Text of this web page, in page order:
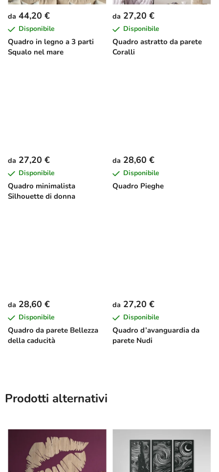
Quadro in legno a 3 parti
Squalo nel mare
da 44,20 €
Disponibile
Quadro astratto da parete
Coralli
da 27,20 €
Disponibile
Quadro minimalista
Silhouette di donna
da 27,20 €
Disponibile
Quadro Pieghe
da 28,60 €
Disponibile
Quadro da parete Bellezza
della caducità
da 28,60 €
Disponibile
Quadro d’avanguardia da
parete Nudi
da 27,20 €
Disponibile
Prodotti alternativi